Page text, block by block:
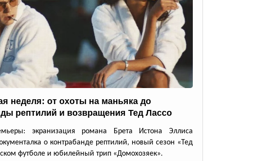
неделя: от охоты на маньяка до
рептилий и возвращения Тед Лассо
экранизация романа Брета Истона Эллиса
о контрабанде рептилий, новый сезон «Тед
футболе и юбилейный трип «Домохозяек».